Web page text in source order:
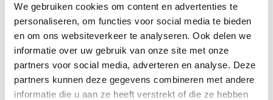
We gebruiken cookies om content en advertenties te
personaliseren, om functies voor social media te bieden
en om ons websiteverkeer te analyseren. Ook delen we
informatie over uw gebruik van onze site met onze
partners voor social media, adverteren en analyse. Deze
partners kunnen deze gegevens combineren met andere
informatie die u aan ze heeft verstrekt of die ze hebben